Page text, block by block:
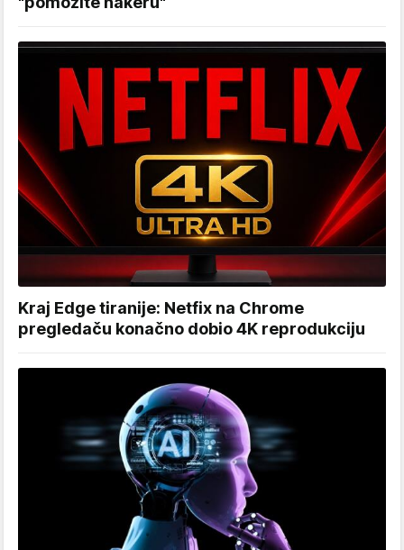
Kraj Edge tiranije: Netfix na Chrome
pregledaču konačno dobio 4K reprodukciju